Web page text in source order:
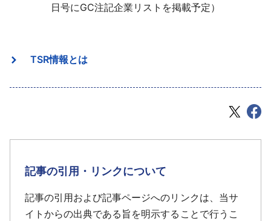
日号にGC注記企業リストを掲載予定）
TSR情報とは
記事の引用・リンクについて
記事の引用および記事ページへのリンクは、当サ
イトからの出典である旨を明示することで行うこ